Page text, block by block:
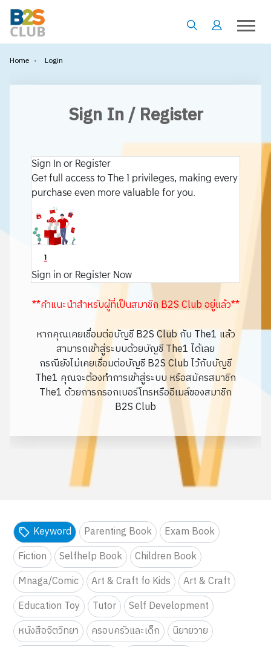
Home • Login
Sign In / Register
Sign In or Register
Get full access to The 1 privileges, making every
purchase even more valuable for you.
Sign in or Register Now
**คำแนะนำสำหรับผู้ที่เป็นสมาชิก B2S Club อยู่แล้ว**
หากคุณเคยเชื่อมต่อบัญชี B2S Club กับ The1 แล้ว
สามารถเข้าสู่ระบบด้วยบัญชี The1 ได้เลย
กรณียังไม่เคยเชื่อมต่อบัญชี B2S Club ไว้กับบัญชี
The1 คุณจะต้องทำการเข้าสู่ระบบ หรือสมัครสมาชิก
The1 ด้วยการกรอกเบอร์โทรหรืออีเมล์ของสมาชิก
B2S Club
Keyword Parenting Book
Exam Book
Fiction
Selfhelp Book
Children Book
Mnaga/Comic
Art & Craft fo Kids
Art & Craft
Education Toy
Tutor
Self Development
หนังสือจิตวิทยา
ครอบครัวและเด็ก
นิยายวาย